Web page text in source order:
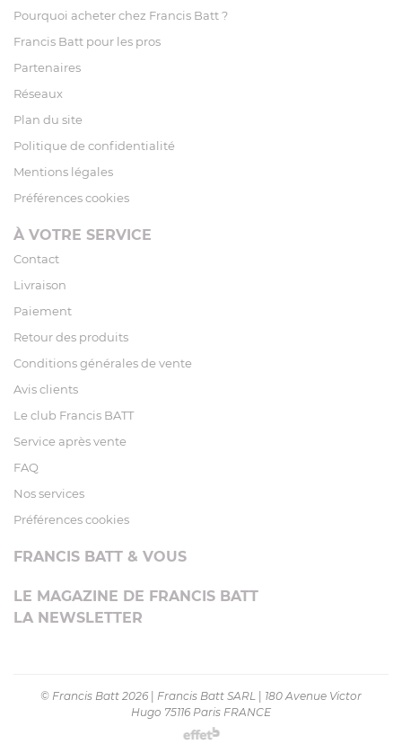
Pourquoi acheter chez Francis Batt ?
Francis Batt pour les pros
Partenaires
Réseaux
Plan du site
Politique de confidentialité
Mentions légales
Préférences cookies
À VOTRE SERVICE
Contact
Livraison
Paiement
Retour des produits
Conditions générales de vente
Avis clients
Le club Francis BATT
Service après vente
FAQ
Nos services
Préférences cookies
FRANCIS BATT & VOUS
LE MAGAZINE DE FRANCIS BATT
LA NEWSLETTER
© Francis Batt 2026 Francis Batt SARL
180 Avenue Victor
Hugo 75116 Paris FRANCE